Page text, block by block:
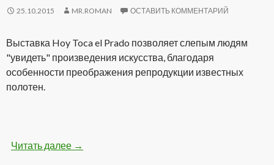
25.10.2015 MR.ROMAN ОСТАВИТЬ КОММЕНТАРИЙ
Выставка Hoy Toca el Prado позволяет слепым людям
"увидеть" произведения искусства, благодаря
особенности преображения репродукции известных
полотен.
Читать далее Самая необычная выставка картин для
→